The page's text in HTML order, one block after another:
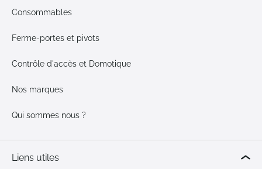
Consommables
Ferme-portes et pivots
Contrôle d'accès et Domotique
Nos marques
Qui sommes nous ?
Liens utiles